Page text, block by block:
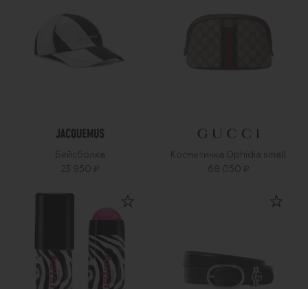
Бейсболка
23 950 ₽
Косметичка Ophidia small
68 050 ₽